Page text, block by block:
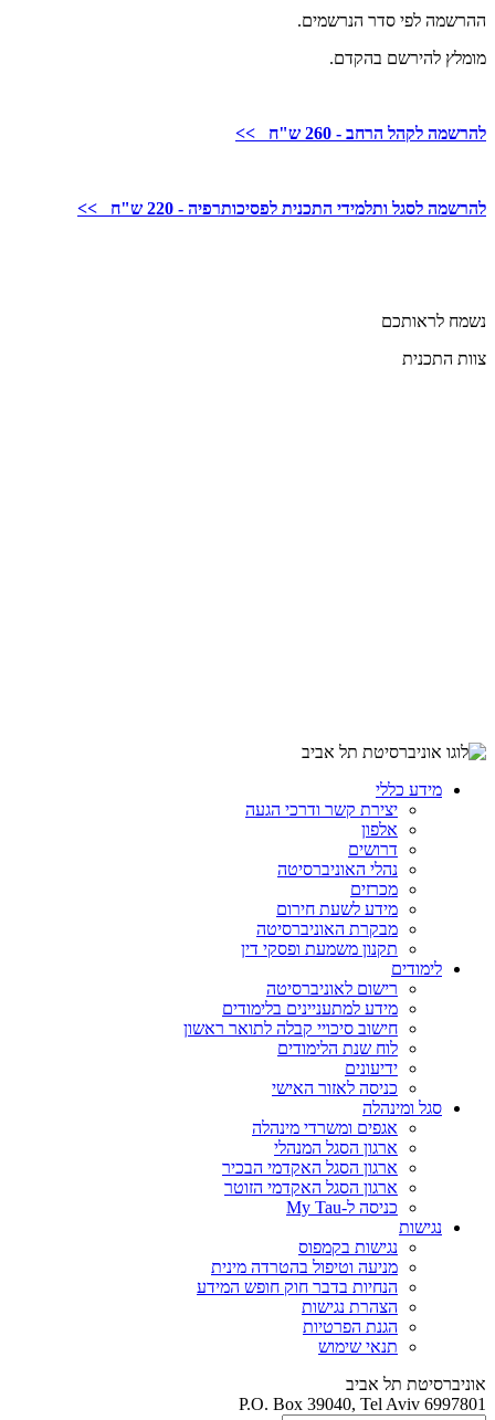
ההרשמה לפי סדר הנרשמים.
מומלץ להירשם בהקדם.
להרשמה לקהל הרחב - 260 ש"ח >>
להרשמה לסגל ותלמידי התכנית לפסיכותרפיה - 220 ש"ח >>
נשמח לראותכם
צוות התכנית
מידע כללי
יצירת קשר ודרכי הגעה
אלפון
דרושים
נהלי האוניברסיטה
מכרזים
מידע לשעת חירום
מבקרת האוניברסיטה
תקנון משמעת ופסקי דין
לימודים
רישום לאוניברסיטה
מידע למתעניינים בלימודים
חישוב סיכויי קבלה לתואר ראשון
לוח שנת הלימודים
ידיעונים
כניסה לאזור האישי
סגל ומינהלה
אגפים ומשרדי מינהלה
ארגון הסגל המנהלי
ארגון הסגל האקדמי הבכיר
ארגון הסגל האקדמי הזוטר
כניסה ל-My Tau
נגישות
נגישות בקמפוס
מניעה וטיפול בהטרדה מינית
הנחיות בדבר חוק חופש המידע
הצהרת נגישות
הגנת הפרטיות
תנאי שימוש
אוניברסיטת תל אביב
P.O. Box 39040, Tel Aviv 6997801